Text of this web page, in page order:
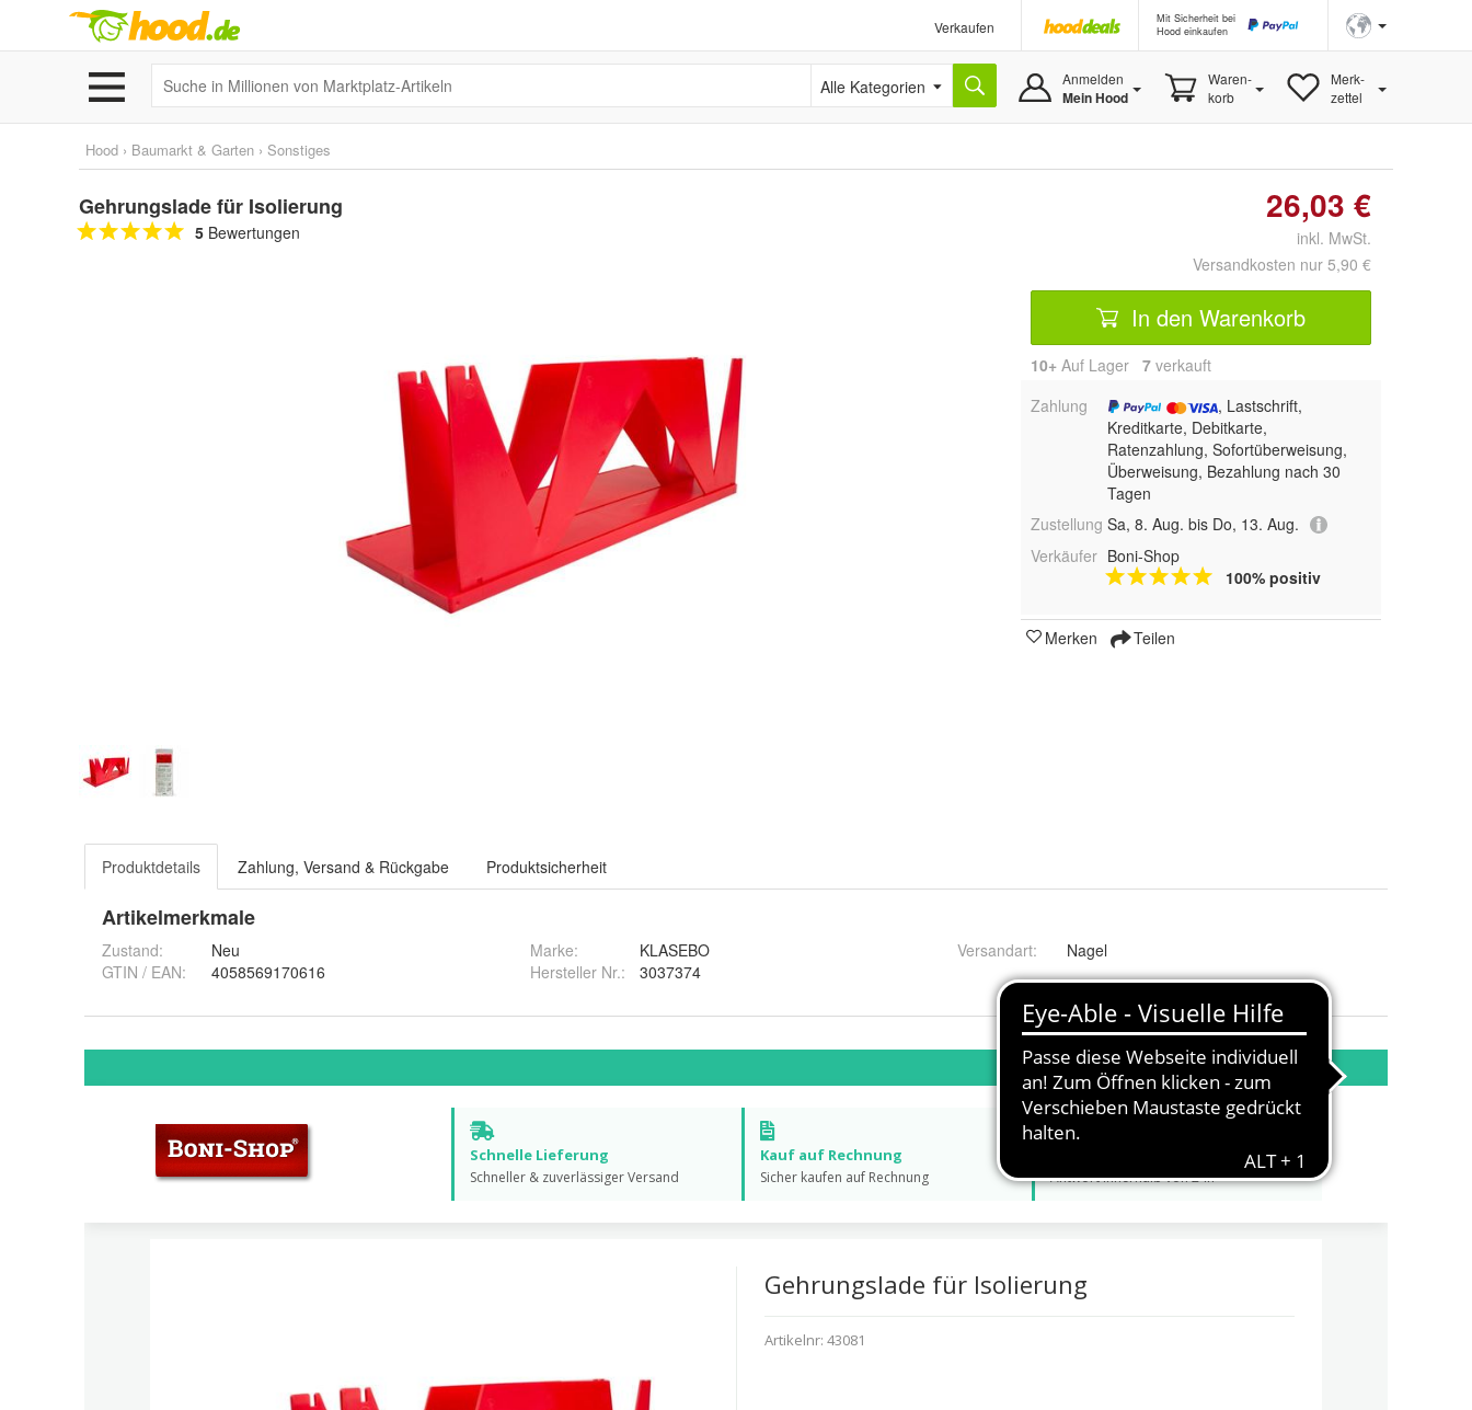
Verkaufen
Mit Sicherheit bei
Hood einkaufen
Alle Kategorien Anmelden
Mein Hood
Waren-
korb
Merk-
zettel
Hood › Baumarkt & Garten › Sonstiges
Gehrungslade für Isolierung
5 Bewertungen
26,03 €
inkl. MwSt.
Versandkosten nur 5,90 €
In den Warenkorb
10+ Auf Lager 7 verkauft
Zahlung
, Lastschrift,
Kreditkarte, Debitkarte,
Ratenzahlung, Sofortüberweisung,
Überweisung, Bezahlung nach 30
Tagen
Zustellung Sa, 8. Aug. bis Do, 13. Aug.
Verkäufer Boni-Shop
100% positiv
Merken Teilen
Produktdetails Zahlung, Versand & Rückgabe Produktsicherheit
Artikelmerkmale
Zustand:
Neu
GTIN / EAN:
4058569170616
Marke:
KLASEBO
Hersteller Nr.:
3037374
Versandart: Nagel